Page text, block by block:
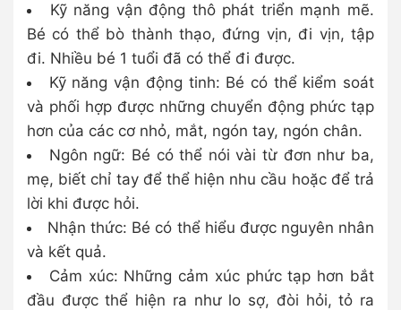
Kỹ năng vận động thô phát triển mạnh mẽ.
Bé có thể bò thành thạo, đứng vịn, đi vịn, tập
đi. Nhiều bé 1 tuổi đã có thể đi được.
Kỹ năng vận động tinh: Bé có thể kiểm soát
và phối hợp được những chuyển động phức tạp
hơn của các cơ nhỏ, mắt, ngón tay, ngón chân.
Ngôn ngữ: Bé có thể nói vài từ đơn như ba,
mẹ, biết chỉ tay để thể hiện nhu cầu hoặc để trả
lời khi được hỏi.
Nhận thức: Bé có thể hiểu được nguyên nhân
và kết quả.
Cảm xúc: Những cảm xúc phức tạp hơn bắt
đầu được thể hiện ra như lo sợ, đòi hỏi, tỏ ra